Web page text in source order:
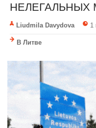
НЕЛЕГАЛЬНЫХ
Liudmila Davydova 1
В Литве